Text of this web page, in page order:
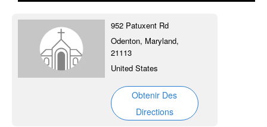
952 Patuxent Rd
Odenton, Maryland,
21113
United States
Obtenir Des
Directions